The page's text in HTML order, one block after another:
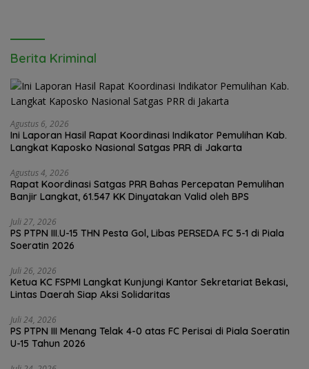
Berita Kriminal
Agustus 6, 2026
Ini Laporan Hasil Rapat Koordinasi Indikator Pemulihan Kab.
Langkat Kaposko Nasional Satgas PRR di Jakarta
Agustus 4, 2026
Rapat Koordinasi Satgas PRR Bahas Percepatan Pemulihan
Banjir Langkat, 61.547 KK Dinyatakan Valid oleh BPS
Juli 27, 2026
PS PTPN III.U-15 THN Pesta Gol, Libas PERSEDA FC 5-1 di Piala
Soeratin 2026
Juli 26, 2026
Ketua KC FSPMI Langkat Kunjungi Kantor Sekretariat Bekasi,
Lintas Daerah Siap Aksi Solidaritas
Juli 24, 2026
PS PTPN III Menang Telak 4-0 atas FC Perisai di Piala Soeratin
U-15 Tahun 2026